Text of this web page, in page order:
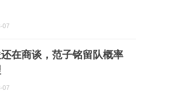
07
在商谈，范子铭留队概率
07